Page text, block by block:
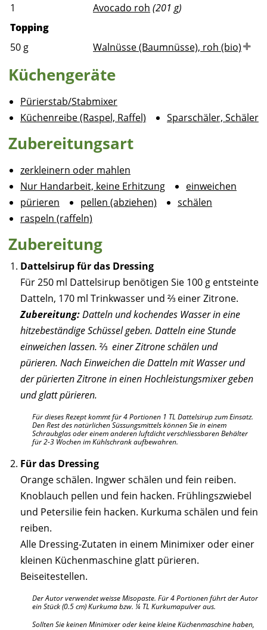
1
Avocado roh (201 g)
Topping
50 g Walnüsse (Baumnüsse), roh (bio)
Küchengeräte
Pürierstab/Stabmixer
Küchenreibe (Raspel, Raffel)
Sparschäler, Schäler
Zubereitungsart
zerkleinern oder mahlen
Nur Handarbeit, keine Erhitzung
einweichen
pürieren
pellen (abziehen)
schälen
raspeln (raffeln)
Zubereitung
Dattelsirup für das Dressing
Für 250 ml Dattelsirup benötigen Sie 100 g entsteinte
Datteln, 170 ml Trinkwasser und ⅔ einer Zitrone.
Zubereitung:Datteln und kochendes Wasser in eine
hitzebeständige Schüssel geben. Datteln eine Stunde
einweichen lassen. ⅔ einer Zitrone schälen und
pürieren. Nach Einweichen die Datteln mit Wasser und
der pürierten Zitrone in einen Hochleistungsmixer geben
und glatt pürieren.
Für dieses Rezept kommt für 4 Portionen 1 TL Dattelsirup zum Einsatz.
Den Rest des natürlichen Süssungsmittels können Sie in einem
Schraubglas oder einem anderen luftdicht verschliessbaren Behälter
für 2-3 Wochen im Kühlschrank aufbewahren.
Für das Dressing
Orange schälen. Ingwer schälen und fein reiben.
Knoblauch pellen und fein hacken. Frühlingszwiebel
und Petersilie fein hacken. Kurkuma schälen und fein
reiben.
Alle Dressing-Zutaten in einem Minimixer oder einer
kleinen Küchenmaschine glatt pürieren.
Beiseitestellen.
Der Autor verwendet weisse Misopaste. Für 4 Portionen führt der Autor
ein Stück (0.5 cm) Kurkuma bzw. ¼ TL Kurkumapulver aus.
Sollten Sie keinen Minimixer oder keine kleine Küchenmaschine haben,